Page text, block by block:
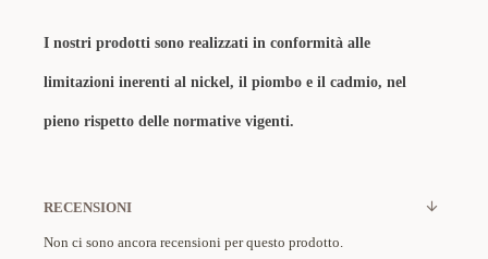
I nostri prodotti sono realizzati in conformità alle
limitazioni inerenti al nickel, il piombo e il cadmio, nel
pieno rispetto delle normative vigenti.
RECENSIONI
Non ci sono ancora recensioni per questo prodotto.